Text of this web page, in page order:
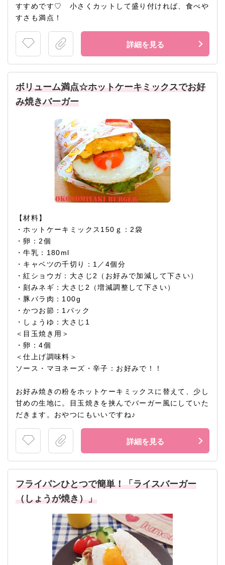
すすめです♡ 小さくカットして盛り付ければ、食べや
すさも満点！
詳細を見る
ボリューム満点☆ホットケーキミックスでお好
み焼きバーガー
【材料】
・ホットケーキミックス150ｇ：2袋
・卵：2個
・牛乳：180ml
・キャベツの千切り：1／4個分
・紅ショウガ：大さじ2（お好みで加減して下さい）
・刻みネギ：大さじ2（増減調整して下さい）
・豚バラ肉：100g
・かつお節：1パック
・しょうゆ：大さじ1
＜目玉焼き用＞
・卵：4個
＜仕上げ調味料＞
ソース・マヨネーズ・辛子：お好みで！！
お好み焼きの粉をホットケーキミックスに替えて、少し
甘めの生地に。目玉焼きを挟んでバーガー風にしていた
だきます。おやつにもいいですね♪
詳細を見る
フライパンひとつで簡単！「ライスバーガー
（しょうが焼き）」